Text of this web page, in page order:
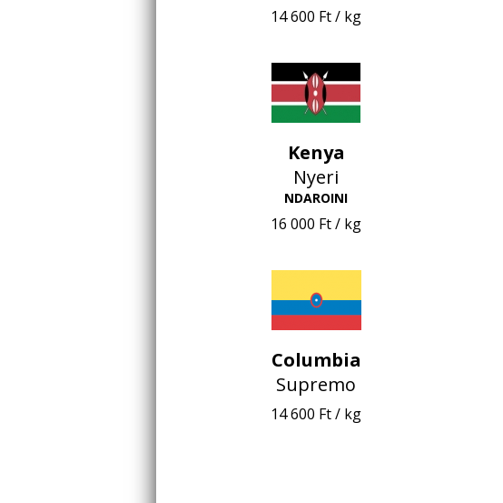
14 600 Ft / kg
Kenya
Nyeri
NDAROINI
16 000 Ft / kg
Columbia
Supremo
14 600 Ft / kg